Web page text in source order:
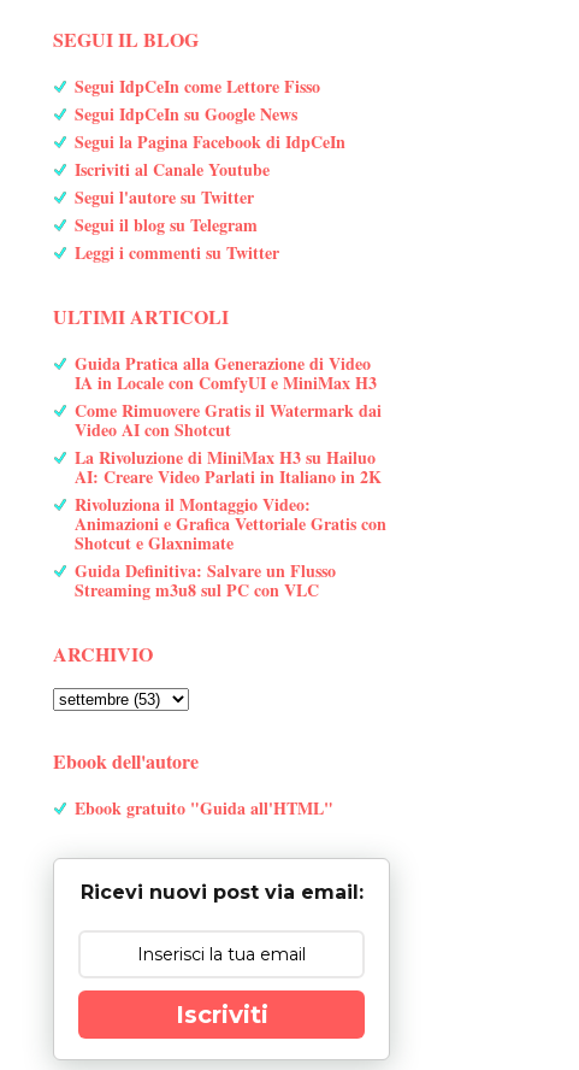
SEGUI IL BLOG
Segui IdpCeIn come Lettore Fisso
Segui IdpCeIn su Google News
Segui la Pagina Facebook di IdpCeIn
Iscriviti al Canale Youtube
Segui l'autore su Twitter
Segui il blog su Telegram
Leggi i commenti su Twitter
ULTIMI ARTICOLI
Guida Pratica alla Generazione di Video
IA in Locale con ComfyUI e MiniMax H3
Come Rimuovere Gratis il Watermark dai
Video AI con Shotcut
La Rivoluzione di MiniMax H3 su Hailuo
AI: Creare Video Parlati in Italiano in 2K
Rivoluziona il Montaggio Video:
Animazioni e Grafica Vettoriale Gratis con
Shotcut e Glaxnimate
Guida Definitiva: Salvare un Flusso
Streaming m3u8 sul PC con VLC
ARCHIVIO
Ebook dell'autore
Ebook gratuito "Guida all'HTML"
Ricevi nuovi post via email:
Iscriviti